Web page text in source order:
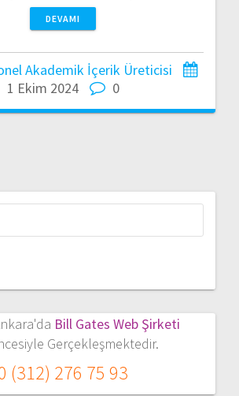
DEVAMI
Akademik İçerik Üreticisi
1 Ekim 2024
0
Bill Gates Web Şirketi
Gerçekleşmektedir.
(312) 276 75 93